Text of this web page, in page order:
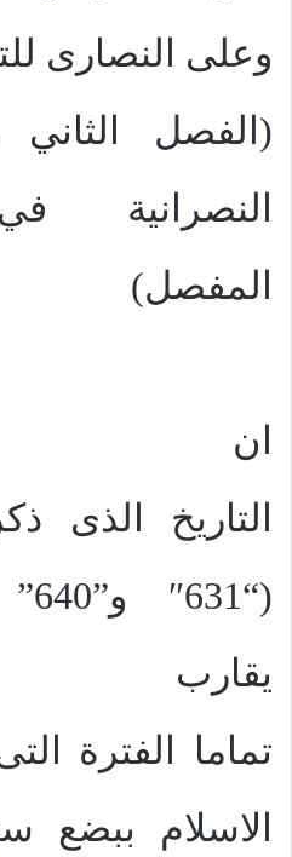
وعلى النصارى
(الفصل الثاني
النصرانية
المفصل)
ان
التاريخ الذى
يقارب
تماما الفترة
الاسلام ببضع